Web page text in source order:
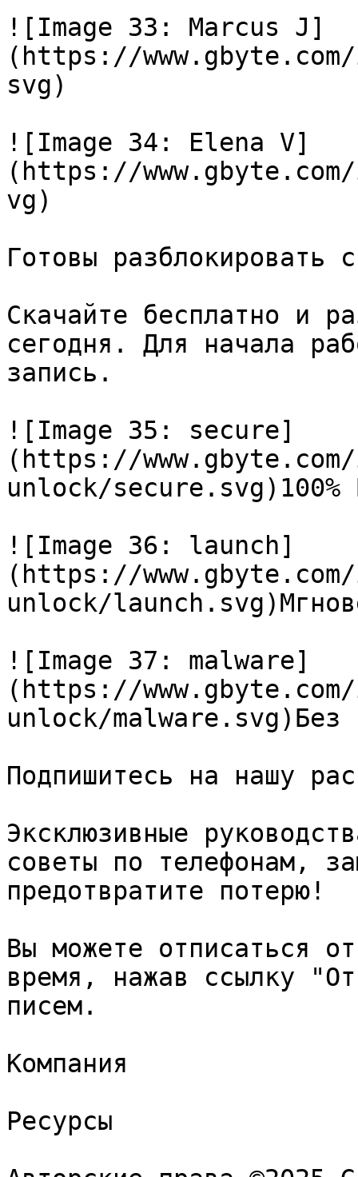
![Image 33: Marcus J]
(https://
svg)
![Image 34: Elena V]
(https://
vg)
Готовы разблокировать
Скачайте бесплатно и
сегодня. Для начала
запись.
![Image 35: secure]
(https://
unlock/secure.svg)100%
![Image 36: launch]
(https://
unlock/
![Image 37: malware]
(https://
unlock/malware.svg)Без
Подпишитесь на нашу
Эксклюзивные
советы по телефонам,
предотвратите потерю!
Вы можете отписаться
время, нажав ссылку
писем.
Компания
Ресурсы